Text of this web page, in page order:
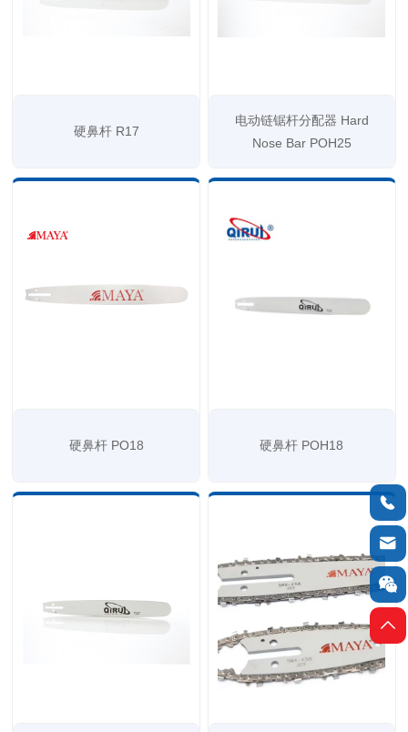
硬鼻杆 R17
电动链锯杆分配器 Hard
Nose Bar POH25
硬鼻杆 PO18 硬鼻杆 POH18



